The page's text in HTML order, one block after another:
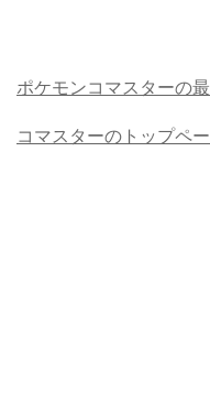
ポケモンコマスターの
コマスターのトップペ